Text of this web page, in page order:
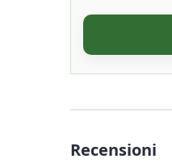
Recensioni